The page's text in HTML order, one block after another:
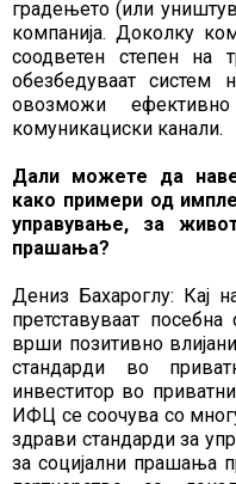
градењето (или
компанија. Доколку
соодветен степен на
обезбедуваат
овозможи
комуникациски канали.
Дали можете да
како примери од
управување, за
прашања?
Дениз Бахароглу: Кај
претставуваат
врши позитивно
стандарди во
инвеститор во
ИФЦ се соочува со
здрави стандарди за
за социјални прашања